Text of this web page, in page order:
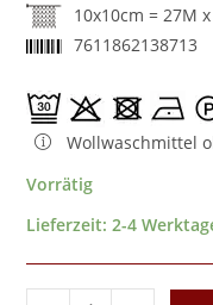
10x10cm = 27M x
7611862138713
Wollwaschmittel
Vorrätig
Lieferzeit:2-4